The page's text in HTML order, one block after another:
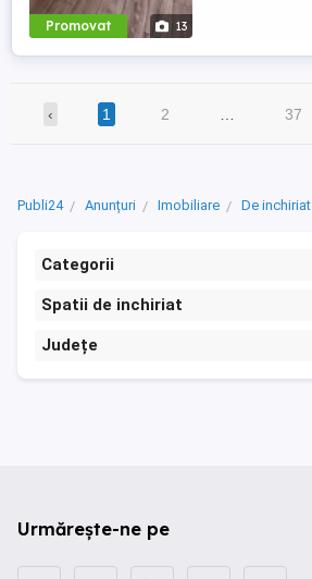
Promovat 13
‹ 1 2 37
Publi24 Anunțuri Imobiliare De inchiriat
Categorii
Spatii de inchiriat
Județe
Urmărește-ne pe